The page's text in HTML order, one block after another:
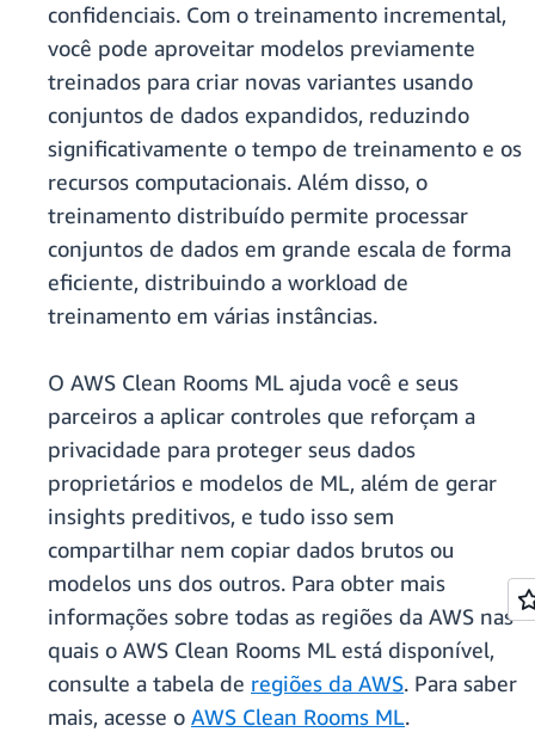
confidenciais. Com o treinamento incremental,
você pode aproveitar modelos previamente
treinados para criar novas variantes usando
conjuntos de dados expandidos, reduzindo
significativamente o tempo de treinamento e os
recursos computacionais. Além disso, o
treinamento distribuído permite processar
conjuntos de dados em grande escala de forma
eficiente, distribuindo a workload de
treinamento em várias instâncias.
O AWS Clean Rooms ML ajuda você e seus
parceiros a aplicar controles que reforçam a
privacidade para proteger seus dados
proprietários e modelos de ML, além de gerar
insights preditivos, e tudo isso sem
compartilhar nem copiar dados brutos ou
modelos uns dos outros. Para obter mais
informações sobre todas as regiões da AWS nas
quais o AWS Clean Rooms ML está disponível,
consulte a tabela de regiões da AWS. Para saber
mais, acesse o AWS Clean Rooms ML.